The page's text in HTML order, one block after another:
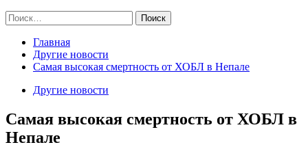
Найти:
Главная
Другие новости
Самая высокая смертность от ХОБЛ в Непале
Другие новости
Самая высокая смертность от ХОБЛ в
Непале